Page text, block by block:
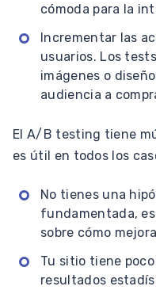
cómoda para la
Incrementar las
usuarios. Los
imágenes o
audiencia a
El A/B testing tiene
es útil en todos los
No tienes una
fundamentada,
sobre cómo
Tu sitio tiene
resultados